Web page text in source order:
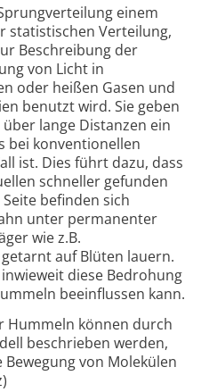
einem
statistischen Verteilung,
Beschreibung der
von Licht in
oder heißen Gasen und
benutzt wird. Sie geben
lange Distanzen ein
bei konventionellen
ist. Dies führt dazu, dass
schneller gefunden
befinden sich
unter permanenter
wie z.B.
auf Blüten lauern.
diese Bedrohung
beeinflussen kann.
Hummeln können durch
beschrieben werden,
von Molekülen